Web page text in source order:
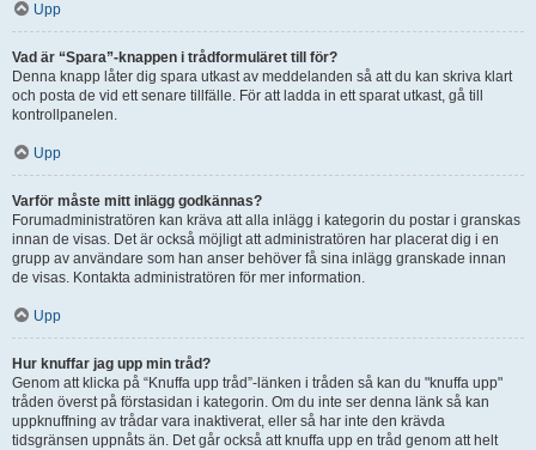
Upp
Vad är “Spara”-knappen i trådformuläret till för?
Denna knapp låter dig spara utkast av meddelanden så att du kan skriva klart
och posta de vid ett senare tillfälle. För att ladda in ett sparat utkast, gå till
kontrollpanelen.
Upp
Varför måste mitt inlägg godkännas?
Forumadministratören kan kräva att alla inlägg i kategorin du postar i granskas
innan de visas. Det är också möjligt att administratören har placerat dig i en
grupp av användare som han anser behöver få sina inlägg granskade innan
de visas. Kontakta administratören för mer information.
Upp
Hur knuffar jag upp min tråd?
Genom att klicka på “Knuffa upp tråd”-länken i tråden så kan du "knuffa upp"
tråden överst på förstasidan i kategorin. Om du inte ser denna länk så kan
uppknuffning av trådar vara inaktiverat, eller så har inte den krävda
tidsgränsen uppnåts än. Det går också att knuffa upp en tråd genom att helt